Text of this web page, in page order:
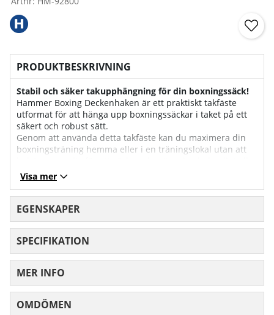
PRODUKTBESKRIVNING
Stabil och säker takupphängning för din boxningssäck!
Hammer Boxing Deckenhaken är ett praktiskt takfäste
utformat för att hänga upp boxningssäckar i taket på ett
säkert och robust sätt.
Genom att använda detta takfäste kan du maximera din
boxningsträning hemma eller i en träningslokal utan att
falla ner.
Robust stålkonstruktion för trygg träning:
Takfästet är tillverkat av solid stål, vilket ger en hållbar och
stabil upphängning för boxningssäcken.
Den specialdesignade öglan gör att säcken sitter säkert på
plats och förhindrar att kedjan glider ur under träning –
även vid intensiva slag och sparkar.
Dubbel fixering för maximal säkerhet:
Hammer Boxing Deckenhaken har två fästmöjligheter som
monteras i taket, vilket ger en säkrare och mer stabil
upphängning jämfört med enklare krokar.
Visa mer
EGENSKAPER
SPECIFIKATION
MER INFO
OMDÖMEN